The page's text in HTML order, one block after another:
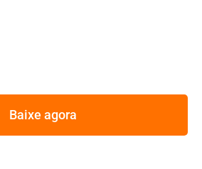
Baixe agora